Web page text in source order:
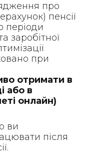
про
пенсії
періоди
заробітної
при
отримати в
або в
онлайн)
ви
після